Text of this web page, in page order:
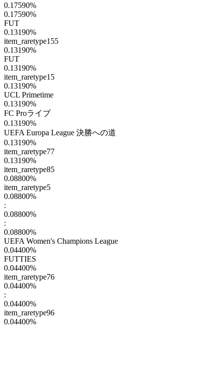
0.17590%
0.17590%
FUT
0.13190%
item_raretype155
0.13190%
FUT
0.13190%
item_raretype15
0.13190%
UCL Primetime
0.13190%
FC Proライブ
0.13190%
UEFA Europa League 決勝への道
0.13190%
item_raretype77
0.13190%
item_raretype85
0.08800%
item_raretype5
0.08800%
:
0.08800%
:
0.08800%
UEFA Women's Champions League
0.04400%
FUTTIES
0.04400%
item_raretype76
0.04400%
:
0.04400%
item_raretype96
0.04400%